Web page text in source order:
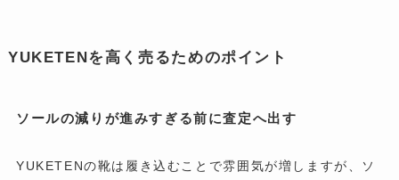
YUKETENを高く売るためのポイント
ソールの減りが進みすぎる前に査定へ出す
YUKETENの靴は履き込むことで雰囲気が増しますが、ソ